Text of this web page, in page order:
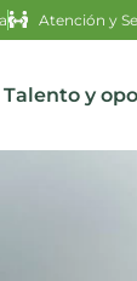
Atención y
Talento y